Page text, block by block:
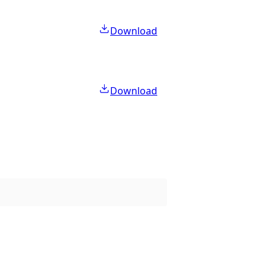
Download
Download